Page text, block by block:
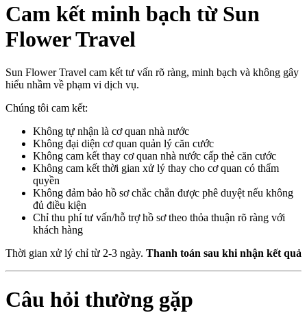
Cam kết minh bạch từ Sun
Flower Travel
Sun Flower Travel cam kết tư vấn rõ ràng, minh bạch và không gây
hiểu nhầm về phạm vi dịch vụ.
Chúng tôi cam kết:
Không tự nhận là cơ quan nhà nước
Không đại diện cơ quan quản lý căn cước
Không cam kết thay cơ quan nhà nước cấp thẻ căn cước
Không cam kết thời gian xử lý thay cho cơ quan có thẩm
quyền
Không đảm bảo hồ sơ chắc chắn được phê duyệt nếu không
đủ điều kiện
Chỉ thu phí tư vấn/hỗ trợ hồ sơ theo thỏa thuận rõ ràng với
khách hàng
Thời gian xử lý chỉ từ 2-3 ngày. Thanh toán sau khi nhận kết quả
Câu hỏi thường gặp